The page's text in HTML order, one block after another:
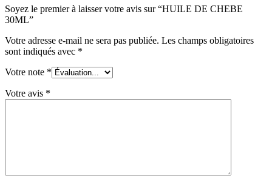
Soyez le premier à laisser votre avis sur “HUILE DE CHEBE
30ML”
Votre adresse e-mail ne sera pas publiée. Les champs obligatoires
sont indiqués avec *
Votre note *
Votre avis *